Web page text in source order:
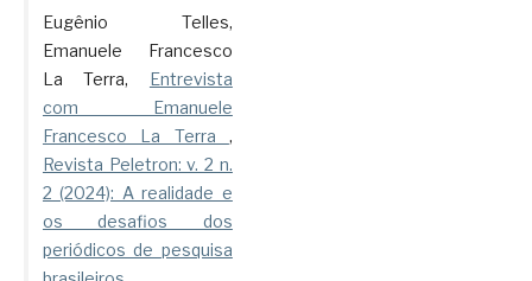
Eugênio Telles,
Emanuele Francesco
La Terra, Entrevista
com Emanuele
Francesco La Terra ,
Revista Peletron: v. 2 n.
2 (2024): A realidade e
os desafios dos
periódicos de pesquisa